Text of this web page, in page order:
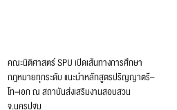
คณะนิติศาสตร์ SPU เปิดเส้นทางการศึกษา
กฎหมายทุกระดับ แนะนำหลักสูตรปริญญาตรี–
โท–เอก ณ สถาบันส่งเสริมงานสอบสวน
จ.นครปฐม